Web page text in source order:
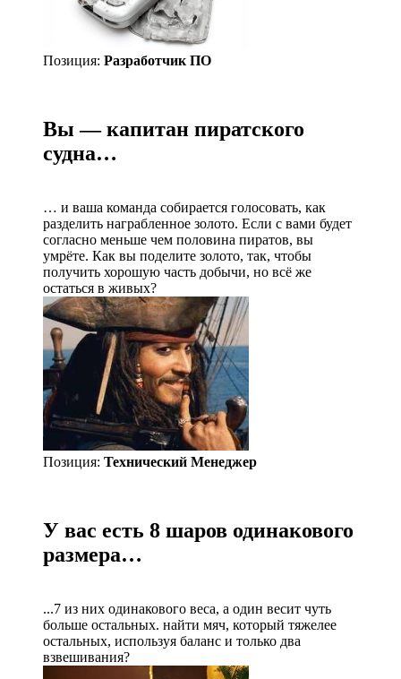
Позиция: Разработчик ПО
Вы — капитан пиратского
судна…
… и ваша команда собирается голосовать, как
разделить награбленное золото. Если с вами будет
согласно меньше чем половина пиратов, вы
умрёте. Как вы поделите золото, так, чтобы
получить хорошую часть добычи, но всё же
остаться в живых?
Позиция: Технический Менеджер
У вас есть 8 шаров одинакового
размера…
...7 из них одинакового веса, а один весит чуть
больше остальных. найти мяч, который тяжелее
остальных, используя баланс и только два
взвешивания?